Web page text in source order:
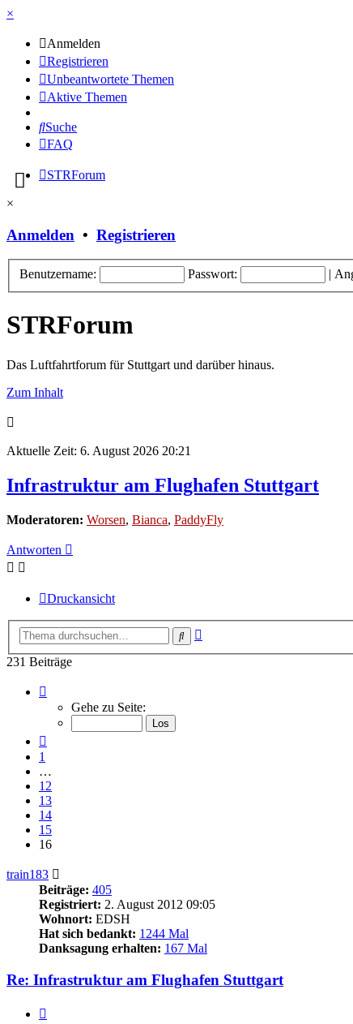
×
Anmelden
Registrieren
Unbeantwortete Themen
Aktive Themen
Suche
FAQ
STRForum
×
Anmelden • Registrieren
Benutzername: Passwort: |
STRForum
Das Luftfahrtforum für Stuttgart und darüber hinaus.
Zum Inhalt
Aktuelle Zeit: 6. August 2026 20:21
Infrastruktur am Flughafen Stuttgart
Moderatoren: Worsen, Bianca, PaddyFly
Antworten
Druckansicht
Suche
231 Beiträge
16
von
Gehe zu Seite:
1
…
12
13
14
15
16
train183
Beiträge: 405
Registriert: 2. August 2012 09:05
Wohnort: EDSH
Hat sich bedankt: 1244 Mal
Danksagung erhalten: 167 Mal
Re: Infrastruktur am Flughafen Stuttgart